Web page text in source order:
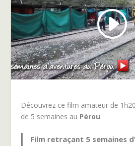
Découvrez ce film amateur de
de 5 semaines au Pérou.
Film retraçant 5 semaines